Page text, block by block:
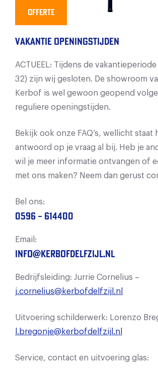
Offerte
Vakantie openingstijden
ACTUEEL: Tijdens de vakantieperiode
32) zijn wij gesloten. De showroom
Kerbof is wel gewoon geopend
reguliere openingstijden.
Bekijk ook onze FAQ’s, wellicht staat
antwoord op je vraag al bij. Heb je
wil je meer informatie ontvangen of
met ons maken? Neem dan gerust
Bel ons:
0596 – 614400
Email:
info@kerbofdelfzijl.nl
Bedrijfsleiding: Jurrie Cornelius –
j.cornelius@kerbofdelfzijl.nl
Uitvoering schilderwerk: Lorenzo
l.bregonje@kerbofdelfzijl.nl
Service, contact en uitvoering glas: